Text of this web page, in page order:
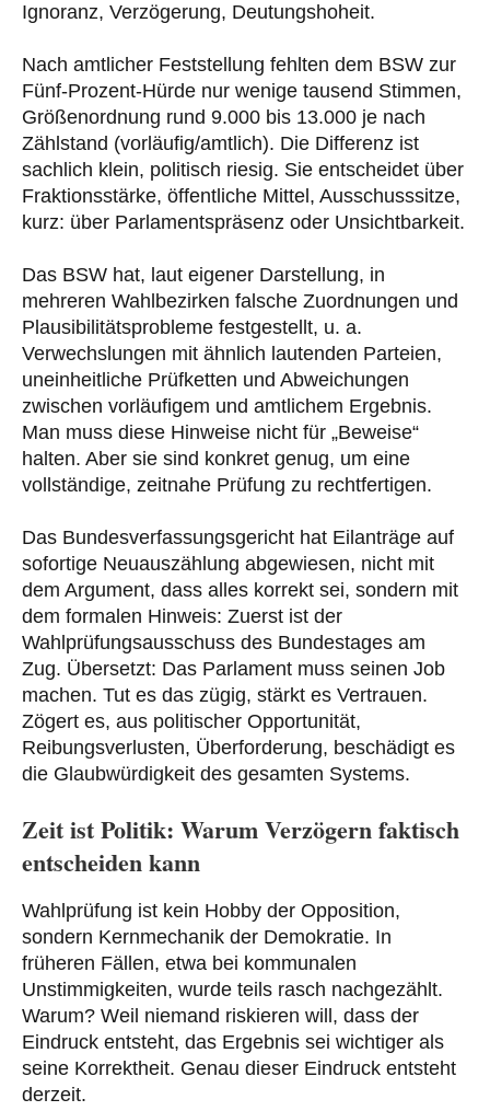
Ignoranz, Verzögerung, Deutungshoheit.
Nach amtlicher Feststellung fehlten dem BSW zur
Fünf-Prozent-Hürde nur wenige tausend Stimmen,
Größenordnung rund 9.000 bis 13.000 je nach
Zählstand (vorläufig/amtlich). Die Differenz ist
sachlich klein, politisch riesig. Sie entscheidet über
Fraktionsstärke, öffentliche Mittel, Ausschusssitze,
kurz: über Parlamentspräsenz oder Unsichtbarkeit.
Das BSW hat, laut eigener Darstellung, in
mehreren Wahlbezirken falsche Zuordnungen und
Plausibilitätsprobleme festgestellt, u. a.
Verwechslungen mit ähnlich lautenden Parteien,
uneinheitliche Prüfketten und Abweichungen
zwischen vorläufigem und amtlichem Ergebnis.
Man muss diese Hinweise nicht für „Beweise“
halten. Aber sie sind konkret genug, um eine
vollständige, zeitnahe Prüfung zu rechtfertigen.
Das Bundesverfassungsgericht hat Eilanträge auf
sofortige Neuauszählung abgewiesen, nicht mit
dem Argument, dass alles korrekt sei, sondern mit
dem formalen Hinweis: Zuerst ist der
Wahlprüfungsausschuss des Bundestages am
Zug. Übersetzt: Das Parlament muss seinen Job
machen. Tut es das zügig, stärkt es Vertrauen.
Zögert es, aus politischer Opportunität,
Reibungsverlusten, Überforderung, beschädigt es
die Glaubwürdigkeit des gesamten Systems.
Zeit ist Politik: Warum Verzögern faktisch
entscheiden kann
Wahlprüfung ist kein Hobby der Opposition,
sondern Kernmechanik der Demokratie. In
früheren Fällen, etwa bei kommunalen
Unstimmigkeiten, wurde teils rasch nachgezählt.
Warum? Weil niemand riskieren will, dass der
Eindruck entsteht, das Ergebnis sei wichtiger als
seine Korrektheit. Genau dieser Eindruck entsteht
derzeit.